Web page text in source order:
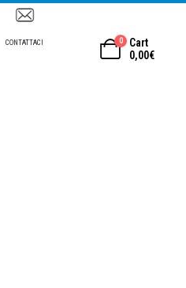
CONTATTACI 0
Cart
0,00€